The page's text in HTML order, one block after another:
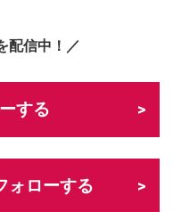
配信中！／
する
ォローする